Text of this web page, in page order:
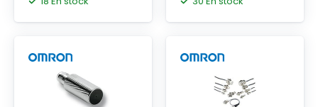
3 broches